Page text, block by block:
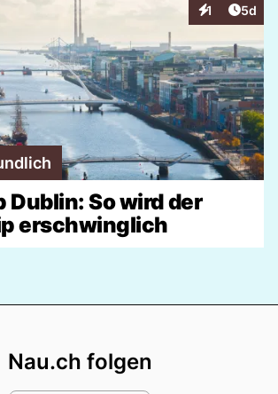
1
Interaktionen
5d
Dublin: So wird der
erschwinglich
Nau.ch folgen